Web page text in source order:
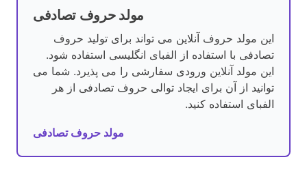
مولد حروف تصادفی
این مولد حروف آنلاین می تواند برای تولید حروف
تصادفی با استفاده از الفبای انگلیسی استفاده شود.
این مولد آنلاین ورودی سفارشی را می پذیرد. شما می
توانید از آن برای ایجاد توالی حروف تصادفی از هر
الفبای استفاده کنید.
مولد حروف تصادفی